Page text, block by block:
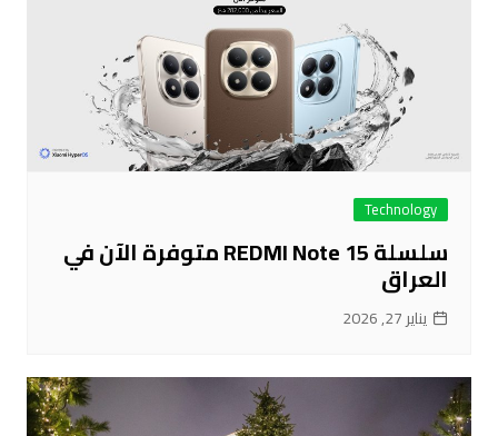
Technology
سلسلة REDMI Note 15 متوفرة الآن في
العراق
يناير 27, 2026